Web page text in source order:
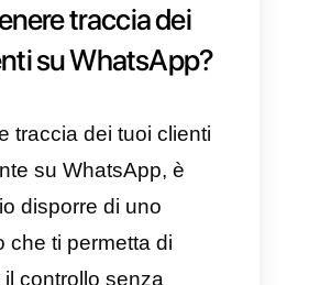
di vendita e creare
focalizzate sulla
a loro.
presenta differenti
la prima dove